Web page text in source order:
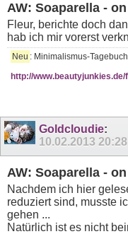
AW: Soaparella -
Fleur, berichte doch
hab ich mir vorerst
Neu : Minimalismus-Tagebuch
http://
Goldcloudie:
10.02.2013 20:28
AW: Soaparella -
Nachdem ich hier
reduziert sind, musste
gehen ...
Natürlich ist es nicht